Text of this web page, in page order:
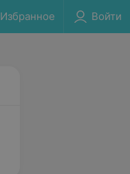
Избранное Войти